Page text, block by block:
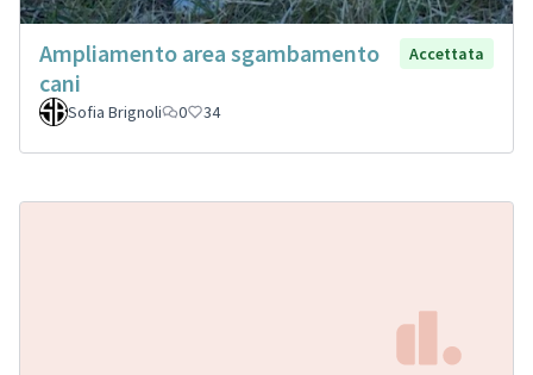
Ampliamento area sgambamento
cani
Accettata
Sofia Brignoli 0 34